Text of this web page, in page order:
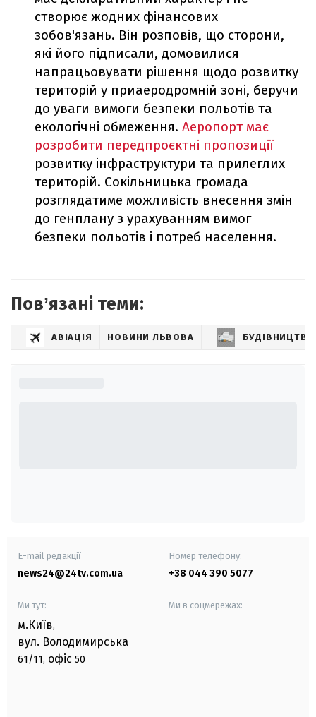
створює жодних фінансових
зобов'язань. Він розповів, що сторони,
які його підписали, домовилися
напрацьовувати рішення щодо розвитку
територій у приаеродромній зоні, беручи
до уваги вимоги безпеки польотів та
екологічні обмеження.Аеропорт має
розробити передпроєктні пропозиції
розвитку інфраструктури та прилеглих
територій. Сокільницька громада
розглядатиме можливість внесення змін
до генплану з урахуванням вимог
безпеки польотів і потреб населення.
Повʼязані теми:
АВІАЦІЯ НОВИНИ ЛЬВОВА БУДІВНИЦТВО
E-mail редакції
news24@24tv.com.ua
Номер телефону:
+38 044 390 5077
Ми тут:
м.Київ,
вул. Володимирська
61/11, офіс 50
Ми в соцмережах: